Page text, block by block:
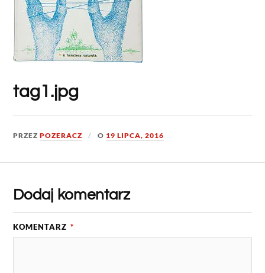
tag1.jpg
PRZEZPOZERACZ O 19 LIPCA, 2016
Dodaj komentarz
KOMENTARZ *